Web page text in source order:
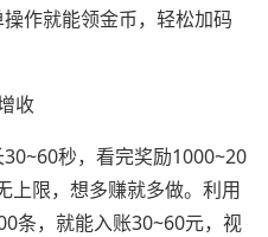
作就能领金币，轻松加码
收
秒，看完奖励1000~20
上限，想多赚就多做。利用
条，就能入账30~60元，视